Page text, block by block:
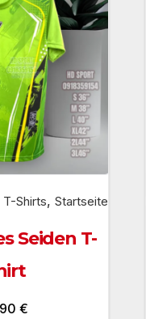
Shirts,Startseite
Seiden T-
€